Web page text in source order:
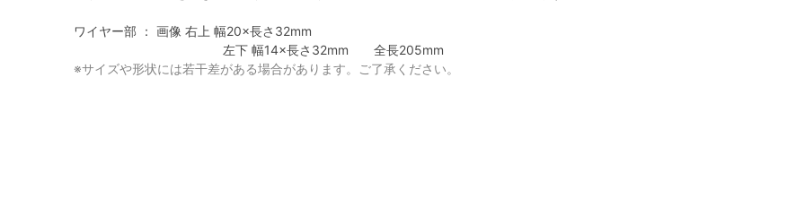
ワイヤー部 ： 画像 右上 幅20×長さ32mm
左下 幅14×長さ32mm 全長205mm
※サイズや形状には若干差がある場合があります。ご了承ください。